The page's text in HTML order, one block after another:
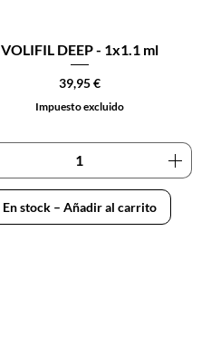
VOLIFIL DEEP - 1x1.1 ml
Precio
39,95 €
Impuesto excluido
En stock – Añadir al carrito